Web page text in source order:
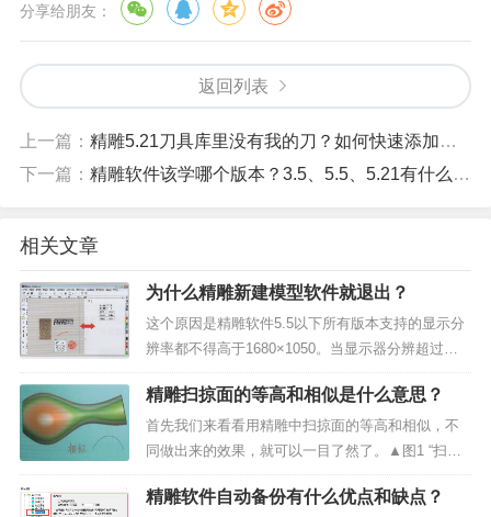
分享给朋友：
返回列表
上一篇： 精雕5.21刀具库里没有我的刀？如何快速添加自定义刀具？
下一篇： 精雕软件该学哪个版本？3.5、5.5、5.21有什么区别？
相关文章
为什么精雕新建模型软件就退出？
这个原因是精雕软件5.5以下所有版本支持的显示分
辨率都不得高于1680×1050。当显示器分辨超过此
数值后，软件进入虚拟模块会自动关闭。▲图1 缩小
软件界面解决方法：（1）缩小整个软件界面，使软
件不要全屏显示（如上图）；（2）拉大精雕软件
导...
精雕扫掠面的等高和相似是什么意思？
首先我们来看看用精雕中扫掠面的等高和相似，不
同做出来的效果，就可以一目了然了。▲图1 “扫掠
面”下相似做出来的效果▲图2 等高做出来的效果通
过两种效果可以很明显的看出来：相似产生的浮雕
精雕软件自动备份有什么优点和缺点？